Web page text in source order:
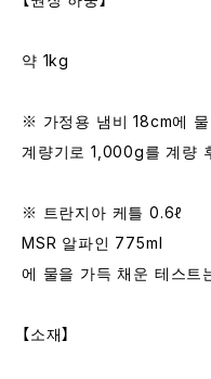
약 1kg
※ 가정용 냄비 18cm에
계량기로 1,000g를 계량
※ 트란지아 케틀 0.6ℓ
MSR 알파인 775ml
에 물을 가득 채운 테스트
【소재】